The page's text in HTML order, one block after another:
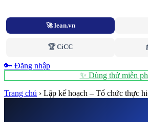
🚀 lean.vn
🏆 CiCC
🔑 Đăng nhập
✨ Dùng thử miễn
Trang chủ › Lập kế hoạch – Tổ chức thực